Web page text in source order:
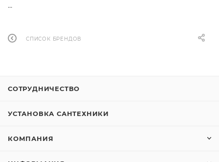
5
...
СПИСОК БРЕНДОВ
СОТРУДНИЧЕСТВО
УСТАНОВКА САНТЕХНИКИ
КОМПАНИЯ